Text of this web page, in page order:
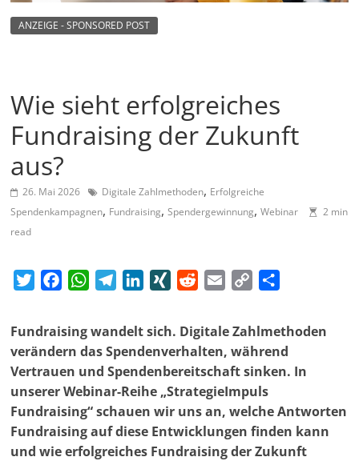
m
a
z
i
n
f
ü
r
S
z
a
l
-
M
a
r
ANZEIGE - SPONSORED POST
Wie sieht erfolgreiches
Fundraising der Zukunft
aus?
26. Mai 2026 Digitale Zahlmethoden, Erfolgreiche
Spendenkampagnen, Fundraising,Spendergewinnung,Webinar
2 min
read
t
r
o
o
k
W
A
p
p
r
a
m
k
e
d
I
n
d
d
l
p
y
L
n
k
Fundraising wandelt sich. Digitale Zahlmethoden
verändern das Spendenverhalten, während
Vertrauen und Spendenbereitschaft sinken. In
unserer Webinar-Reihe „StrategieImpuls
Fundraising“ schauen wir uns an, welche Antworten
Fundraising auf diese Entwicklungen finden kann
und wie erfolgreiches Fundraising der Zukunft